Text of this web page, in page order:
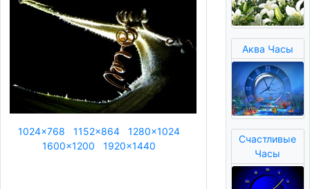
1024x768 1152x864
1280x1024
1600x1200
1920x1440
Аква Часы
Счастливые
Часы